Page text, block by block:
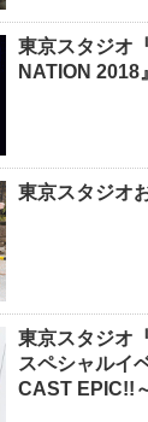
東京スタジオ
NATION 2018』
東京スタジオ
東京スタジオ
スペシャルイ
CAST EPIC!!